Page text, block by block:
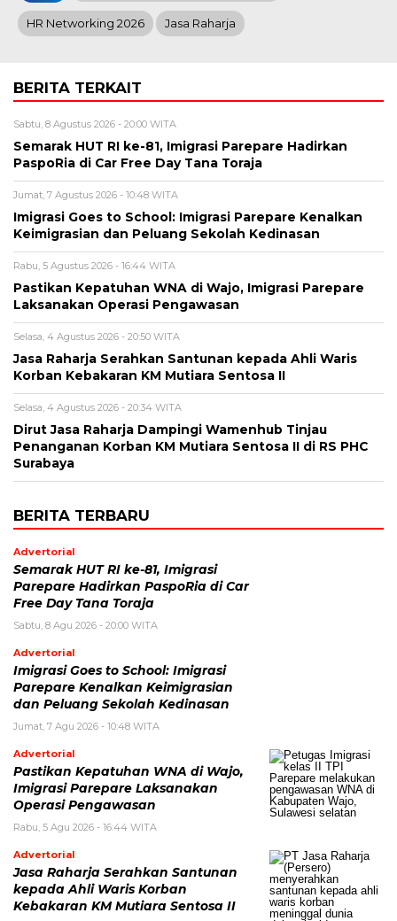
HR Networking 2026 Jasa Raharja
BERITA TERKAIT
Sabtu, 8 Agustus 2026 - 20:00 WITA
Semarak HUT RI ke-81, Imigrasi Parepare Hadirkan
PaspoRia di Car Free Day Tana Toraja
Jumat, 7 Agustus 2026 - 10:48 WITA
Imigrasi Goes to School: Imigrasi Parepare Kenalkan
Keimigrasian dan Peluang Sekolah Kedinasan
Rabu, 5 Agustus 2026 - 16:44 WITA
Pastikan Kepatuhan WNA di Wajo, Imigrasi Parepare
Laksanakan Operasi Pengawasan
Selasa, 4 Agustus 2026 - 20:50 WITA
Jasa Raharja Serahkan Santunan kepada Ahli Waris
Korban Kebakaran KM Mutiara Sentosa II
Selasa, 4 Agustus 2026 - 20:34 WITA
Dirut Jasa Raharja Dampingi Wamenhub Tinjau
Penanganan Korban KM Mutiara Sentosa II di RS PHC
Surabaya
BERITA TERBARU
Advertorial
Semarak HUT RI ke-81, Imigrasi
Parepare Hadirkan PaspoRia di Car
Free Day Tana Toraja
Sabtu, 8 Agu 2026 - 20:00 WITA
Advertorial
Imigrasi Goes to School: Imigrasi
Parepare Kenalkan Keimigrasian
dan Peluang Sekolah Kedinasan
Jumat, 7 Agu 2026 - 10:48 WITA
Advertorial
Pastikan Kepatuhan WNA di Wajo,
Imigrasi Parepare Laksanakan
Operasi Pengawasan
Rabu, 5 Agu 2026 - 16:44 WITA
Advertorial
Jasa Raharja Serahkan Santunan
kepada Ahli Waris Korban
Kebakaran KM Mutiara Sentosa II